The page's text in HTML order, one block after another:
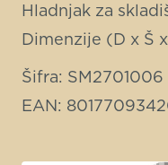
Hladnjak za
Dimenzije (D x Š
Šifra: SM2701006
EAN: